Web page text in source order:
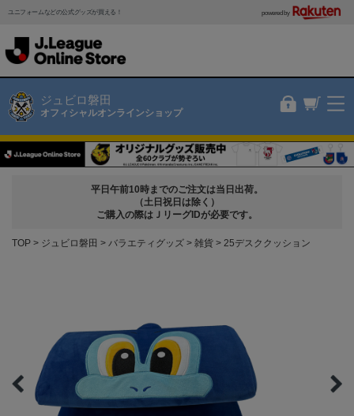
ユニフォームなどの公式グッズが買える！ powered by
ジュビロ磐田
オフィシャルオンラインショップ
平日午前10時までのご注文は当日出荷。
（土日祝日は除く）
ご購入の際はＪリーグIDが必要です。
TOP ジュビロ磐田 バラエティグッズ 雑貨 25デスククッション